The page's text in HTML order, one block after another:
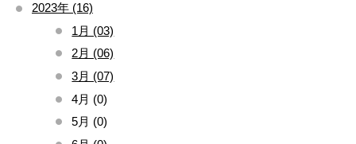
2023年 (16)
1月 (03)
2月 (06)
3月 (07)
4月 (0)
5月 (0)